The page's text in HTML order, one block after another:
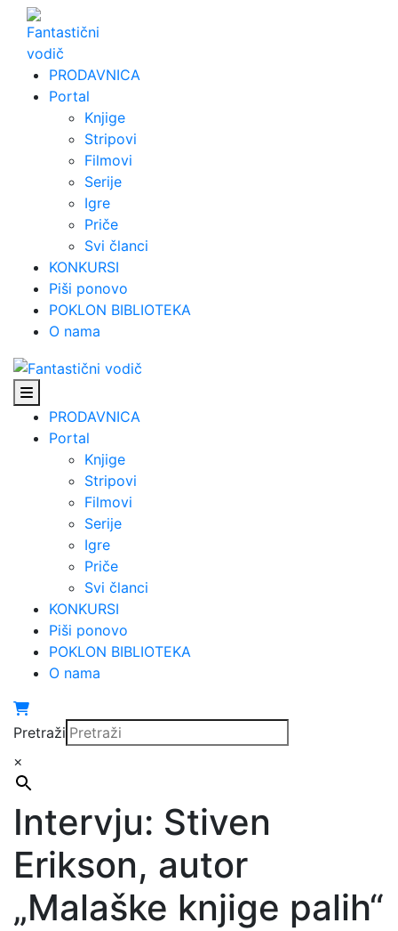
Skip
content
PRODAVNICA
Portal
Knjige
Stripovi
Filmovi
Serije
Igre
Priče
Svi članci
KONKURSI
Piši ponovo
POKLON BIBLIOTEKA
O nama
PRODAVNICA
Portal
Knjige
Stripovi
Filmovi
Serije
Igre
Priče
Svi članci
KONKURSI
Piši ponovo
POKLON BIBLIOTEKA
O nama
Pretraži
×
Intervju: Stiven
Erikson, autor
„Malaške knjige palih“